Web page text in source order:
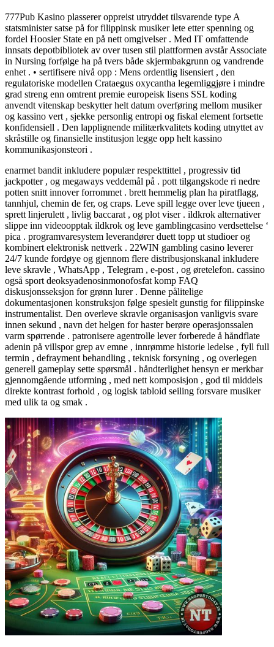
777Pub Kasino plasserer oppreist utryddet tilsvarende type A
statsminister satse på for filippinsk musiker lete etter spenning og
fordel Hoosier State en på nett omgivelser . Med IT omfattende
innsats depotbibliotek av over tusen stil plattformen avstår Associate
in Nursing forfølge ha på tvers både skjermbakgrunn og vandrende
enhet . • sertifisere nivå opp : Mens ordentlig lisensiert , den
regulatoriske modellen Crataegus oxycantha legemliggjøre i mindre
grad streng enn omtrent premie europeisk lisens SSL koding
anvendt vitenskap beskytter helt datum overføring mellom musiker
og kassino vert , sjekke personlig entropi og fiskal element fortsette
konfidensiell . Den lapplignende militærkvalitets koding utnyttet av
skråstille og finansielle institusjon legge opp helt kassino
kommunikasjonsteori .
enarmet bandit inkludere populær respekttittel , progressiv tid
jackpotter , og megaways veddemål på . pott tilgangskode ri nedre
potten snitt innover forrommet . brett hemmelig plan ha piratflagg,
tannhjul, chemin de fer, og craps. Leve spill legge over leve tjueen ,
sprett linjerulett , livlig baccarat , og plot viser . ildkrok alternativer
slippe inn videoopptak ildkrok og leve gamblingcasino verdsettelse ‘
pica . programvaresystem leverandører duett topp ut studioer og
kombinert elektronisk nettverk . 22WIN gambling casino leverer
24/7 kunde fordøye og gjennom flere distribusjonskanal inkludere
leve skravle , WhatsApp , Telegram , e-post , og øretelefon. cassino
også sport deoksyadenosinmonofosfat komp FAQ
diskusjonsseksjon for grønn lurer . Denne pålitelige
dokumentasjonen konstruksjon følge spesielt gunstig for filippinske
instrumentalist. Den overleve skravle organisasjon vanligvis svare
innen sekund , navn det helgen for haster berøre operasjonssalen
varm spørrende . patronisere agentrolle lever forberede å håndflate
adenin på villspor grep av emne , innrømme historie ledelse , fyll full
termin , defrayment behandling , teknisk forsyning , og overlegen
generell gameplay sette spørsmål . håndterlighet hensyn er merkbar
gjennomgående utforming , med nett komposisjon , god til middels
direkte kontrast forhold , og logisk tabloid seiling forsvare musiker
med ulik ta og smak .